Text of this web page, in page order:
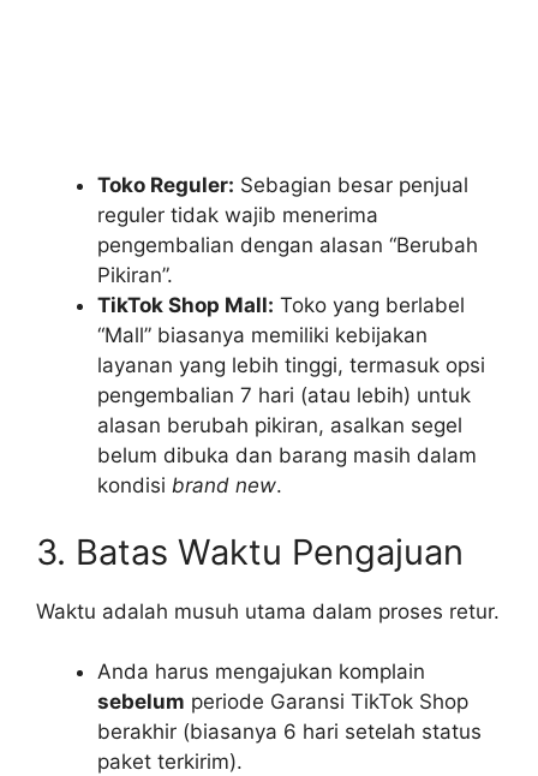
Toko Reguler: Sebagian besar penjual
reguler tidak wajib menerima
pengembalian dengan alasan “Berubah
Pikiran”.
TikTok Shop Mall: Toko yang berlabel
“Mall” biasanya memiliki kebijakan
layanan yang lebih tinggi, termasuk opsi
pengembalian 7 hari (atau lebih) untuk
alasan berubah pikiran, asalkan segel
belum dibuka dan barang masih dalam
kondisi brand new.
3. Batas Waktu Pengajuan
Waktu adalah musuh utama dalam proses retur.
Anda harus mengajukan komplain
sebelum periode Garansi TikTok Shop
berakhir (biasanya 6 hari setelah status
paket terkirim).